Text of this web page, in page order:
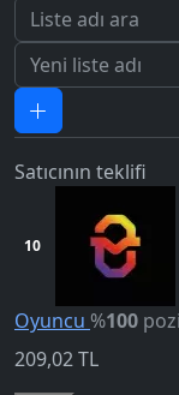
Satıcının teklifi
10
Oyuncu %100
209,02TL